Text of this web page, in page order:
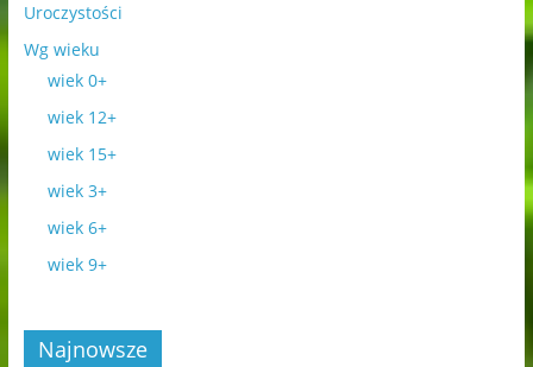
Uroczystości
Wg wieku
wiek 0+
wiek 12+
wiek 15+
wiek 3+
wiek 6+
wiek 9+
Najnowsze